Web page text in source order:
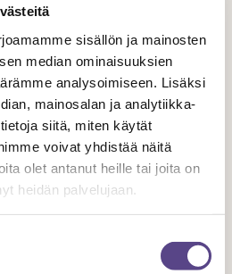
sisällön ja mainosten
median ominaisuuksien
analysoimiseen. Lisäksi
mainosalan ja analytiikka-
siitä, miten käytät
voivat yhdistää näitä
olet antanut heille tai joita on
heidän palvelujaan.
artikkelit